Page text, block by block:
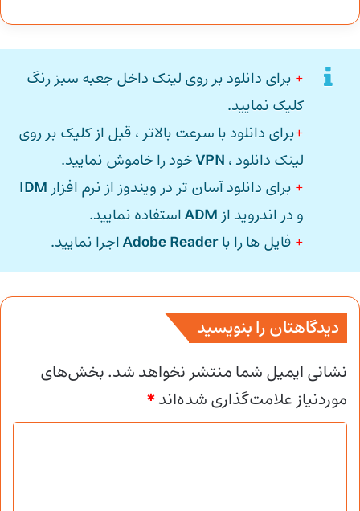
+ برای دانلود بر روی لینک داخل جعبه سبز رنگ
کلیک نمایید.
+برای دانلود با سرعت بالاتر ، قبل از کلیک بر روی
لینک دانلود ، VPNخود را خاموش نمایید.
+ برای دانلود آسان تر در ویندوز از نرم افزار IDM
و در اندروید از ADMاستفاده نمایید.
+ فایل ها را باAdobe Readerاجرا نمایید.
دیدگاهتان را بنویسید
نشانی ایمیل شما منتشر نخواهد شد.بخش‌های
موردنیاز علامت‌گذاری شده‌اند*